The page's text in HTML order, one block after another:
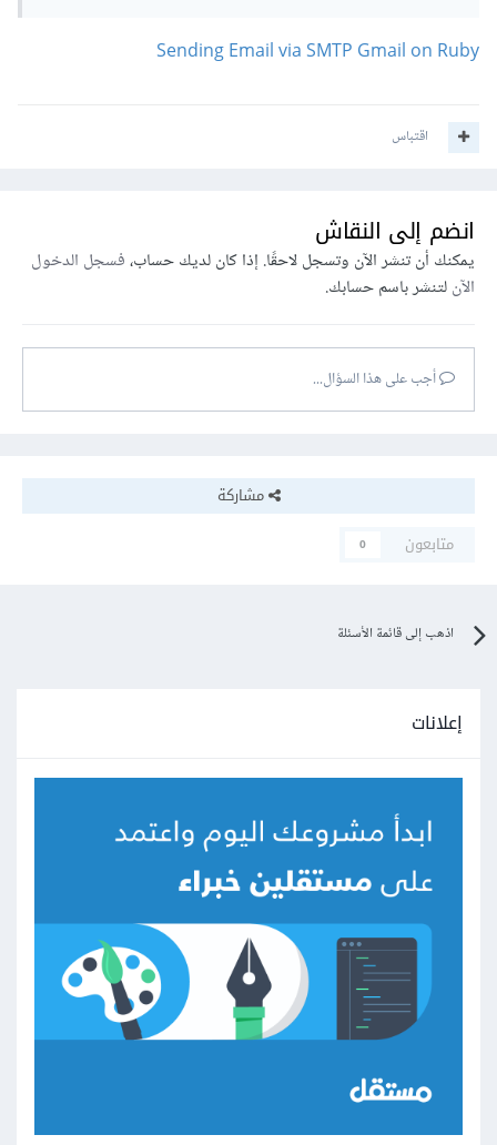
Sending Email via SMTP Gmail on Ruby
اقتباس
انضم إلى النقاش
يمكنك أن تنشر الآن وتسجل لاحقًا. إذا كان لديك حساب،فسجل الدخول
الآنلتنشر باسم حسابك.
أجب على هذا السؤال...
مشاركة
متابعون
0
اذهب إلى قائمة الأسئلة
إعلانات